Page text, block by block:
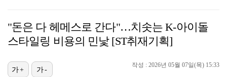
[ST포토] 걸그룹 최고 핫걸이라는 리센느 원이
키움 유니폼 입었던 맷 데이먼 "韓 야구 보고 싶었다,…
"돈은 다 헤메스로 간다"…치솟는 K-아이돌
스타일링 비용의 민낯 [ST취재기획]
작성 : 2026년 05월 07일(목) 15:33
가+ 가-